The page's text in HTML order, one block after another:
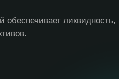
ликвидность,